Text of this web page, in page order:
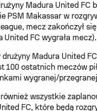
Madura United FC
PSM Makassar w
mecz zakończył
United FC wygrała mecz).
Madura United FC
100 ostatnich meczów
wygranej/
wszystkie
FC, które będą